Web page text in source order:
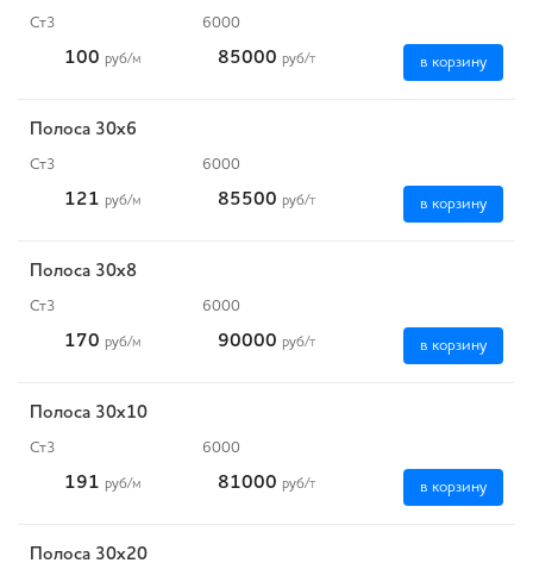
Ст3 6000
100 руб/м 85000 руб/т в корзину
Полоса 30x6
Ст3 6000
121 руб/м 85500 руб/т в корзину
Полоса 30x8
Ст3 6000
170 руб/м 90000 руб/т в корзину
Полоса 30x10
Ст3 6000
191 руб/м 81000 руб/т в корзину
Полоса 30x20